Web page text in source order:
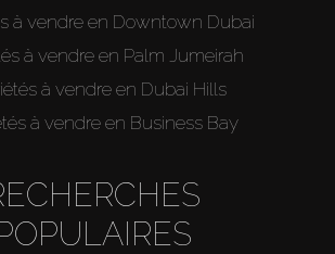
à vendre en Downtown Dubai
à vendre en Palm Jumeirah
à vendre en Dubai Hills
à vendre en Business Bay